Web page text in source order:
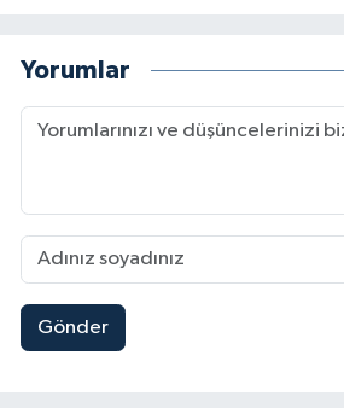
Yorumlar
Gönder